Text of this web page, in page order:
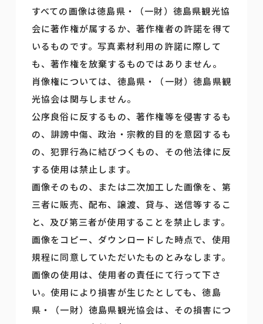
すべての画像は徳島県・（一財）徳島県観光協
会に著作権が属するか、著作権者の許諾を得て
いるものです。写真素材利用の許諾に際して
も、著作権を放棄するものではありません。
肖像権については、徳島県・（一財）徳島県観
光協会は関与しません。
公序良俗に反するもの、著作権等を侵害するも
の、誹謗中傷、政治・宗教的目的を意図するも
の、犯罪行為に結びつくもの、その他法律に反
する使用は禁止します。
画像そのもの、または二次加工した画像を、第
三者に販売、配布、譲渡、貸与、送信等するこ
と、及び第三者が使用することを禁止します。
画像をコピー、ダウンロードした時点で、使用
規程に同意していただいたものとみなします。
画像の使用は、使用者の責任にて行って下さ
い。使用により損害が生じたとしても、徳島
県・（一財）徳島県観光協会は、その損害につ